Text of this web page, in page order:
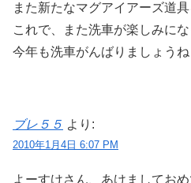
また新たなマグアイアーズ道
これで、また洗車が楽しみに
今年も洗車がんばりましょうね
ブレ５５ より:
2010年1月4日 6:07 PM
よーすけさん、あけましてお